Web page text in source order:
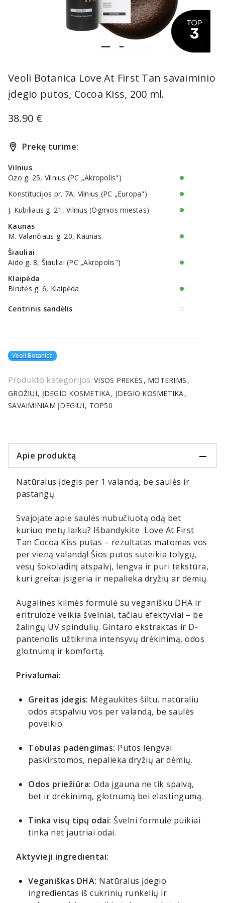
Veoli Botanica Love At First Tan savaiminio
įdegio putos, Cocoa Kiss, 200 ml.
38.90 €
Prekę turime:
Vilnius
Ozo g. 25, Vilnius (PC „Akropolis")
Konstitucijos pr. 7A, Vilnius (PC „Europa")
J. Kubiliaus g. 21, Vilnius (Ogmios miestas)
Kaunas
M. Valančiaus g. 20, Kaunas
Šiauliai
Aido g. 8, Šiauliai (PC „Akropolis")
Klaipėda
Birutės g. 6, Klaipėda
Centrinis sandėlis
Veoli Botanica
Produkto kategorijos: VISOS PREKĖS MOTERIMS
GROŽIUI ĮDEGIO KOSMETIKA ĮDEGIO KOSMETIKA
SAVAIMINIAM ĮDEGIUI TOP50
Apie produktą
Natūralus įdegis per 1 valandą, be saulės ir
pastangų.
Svajojate apie saulės nubučiuotą odą bet
kuriuo metų laiku? Išbandykite Love At First
Tan Cocoa Kiss putas – rezultatas matomas vos
per vieną valandą! Šios putos suteikia tolygų,
vėsų šokoladinį atspalvį, lengva ir puri tekstūra,
kuri greitai įsigeria ir nepalieka dryžių ar dėmių.
Augalinės kilmės formulė su veganišku DHA ir
eritruloze veikia švelniai, tačiau efektyviai – be
žalingų UV spindulių. Gintaro ekstraktas ir D-
pantenolis užtikrina intensyvų drėkinimą, odos
glotnumą ir komfortą.
Privalumai:
Greitas įdegis: Mėgaukitės šiltu, natūraliu
odos atspalviu vos per valandą, be saulės
poveikio.
Tobulas padengimas: Putos lengvai
paskirstomos, nepalieka dryžių ar dėmių.
Odos priežiūra: Oda įgauna ne tik spalvą,
bet ir drėkinimą, glotnumą bei elastingumą.
Tinka visų tipų odai: Švelni formulė puikiai
tinka net jautriai odai.
Aktyvieji ingredientai:
Veganiškas DHA: Natūralus įdegio
ingredientas iš cukrinių runkelių ir